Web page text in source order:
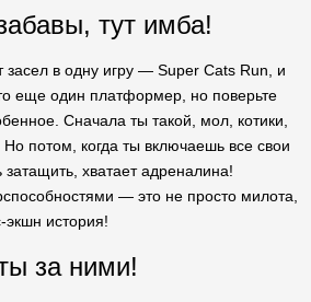
тут имба!
засел в одну игру — Super Cats Run, и
еще один платформер, но поверьте
Сначала ты такой, мол, котики,
потом, когда ты включаешь все свои
хватает адреналина!
— это не просто милота,
экшн история!
за ними!